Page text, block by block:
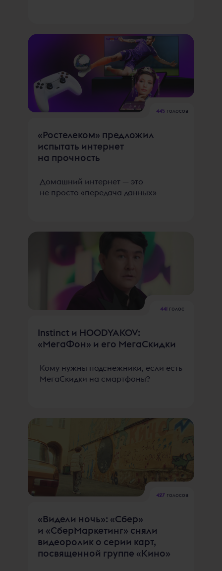
445 голосов
«Ростелеком» предложил
испытать интернет
на прочность
Домашний интернет — это
не просто «передача данных»
441 голос
Instinct и HOODYAKOV:
«МегаФон» и его МегаСкидки
Кому нужны подснежники, если есть
МегаСкидки на смартфоны?
427голосов
«Видели ночь»: «Сбер»
и «СберМаркетинг» сняли
видеоролик о серии карт,
посвященной группе «Кино»